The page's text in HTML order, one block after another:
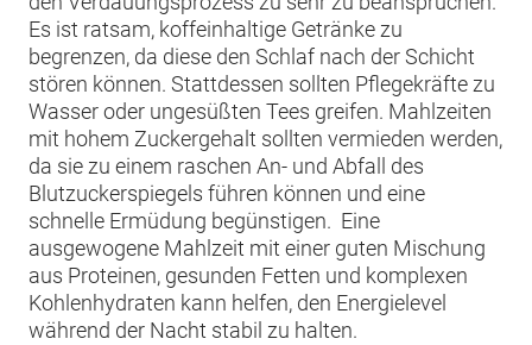
Es ist ratsam, koffeinhaltige Getränke zu
begrenzen, da diese den Schlaf nach der Schicht
stören können. Stattdessen sollten Pflegekräfte zu
Wasser oder ungesüßten Tees greifen. Mahlzeiten
mit hohem Zuckergehalt sollten vermieden werden,
da sie zu einem raschen An- und Abfall des
Blutzuckerspiegels führen können und eine
schnelle Ermüdung begünstigen. Eine
ausgewogene Mahlzeit mit einer guten Mischung
aus Proteinen, gesunden Fetten und komplexen
Kohlenhydraten kann helfen, den Energielevel
während der Nacht stabil zu halten.